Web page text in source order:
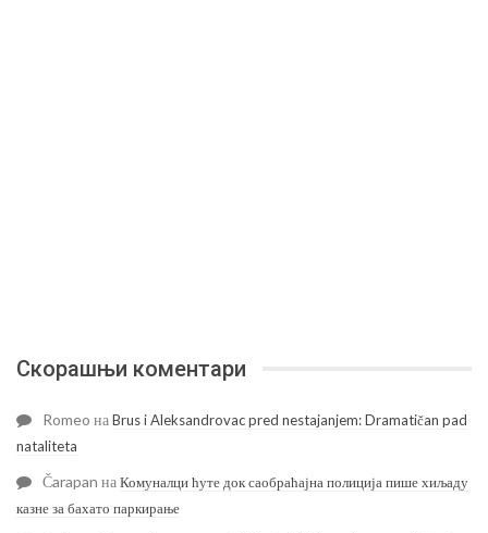
Скорашњи коментари
Romeo наBrus i Aleksandrovac pred nestajanjem: Dramatičan pad
nataliteta
Čarapan наКомуналци ћуте док саобраћајна полиција пише хиљаду
казне за бахато паркирање